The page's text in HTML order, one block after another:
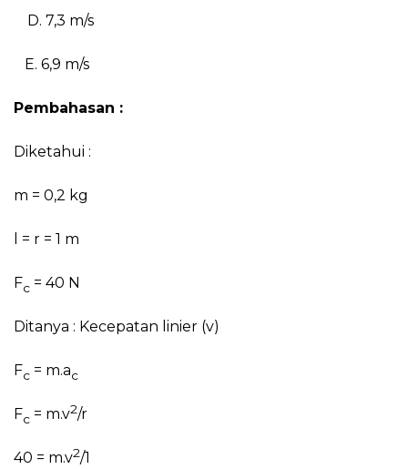
D. 7,3 m/s
E. 6,9 m/s
Pembahasan :
Diketahui :
m = 0,2 kg
l = r = 1 m
Fc = 40 N
Ditanya : Kecepatan linier (v)
Fc = m.ac
Fc = m.v2/r
40 = m.v2/1